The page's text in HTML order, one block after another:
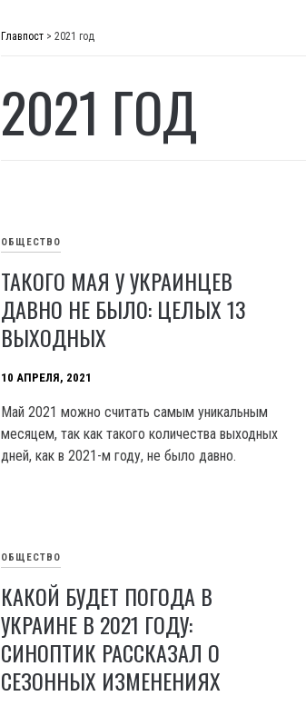
Главпост > 2021 год
2021 ГОД
ОБЩЕСТВО
ТАКОГО МАЯ У УКРАИНЦЕВ
ДАВНО НЕ БЫЛО: ЦЕЛЫХ 13
ВЫХОДНЫХ
10 АПРЕЛЯ, 2021
Май 2021 можно считать самым уникальным
месяцем, так как такого количества выходных
дней, как в 2021-м году, не было давно.
ОБЩЕСТВО
КАКОЙ БУДЕТ ПОГОДА В
УКРАИНЕ В 2021 ГОДУ:
СИНОПТИК РАССКАЗАЛ О
СЕЗОННЫХ ИЗМЕНЕНИЯХ